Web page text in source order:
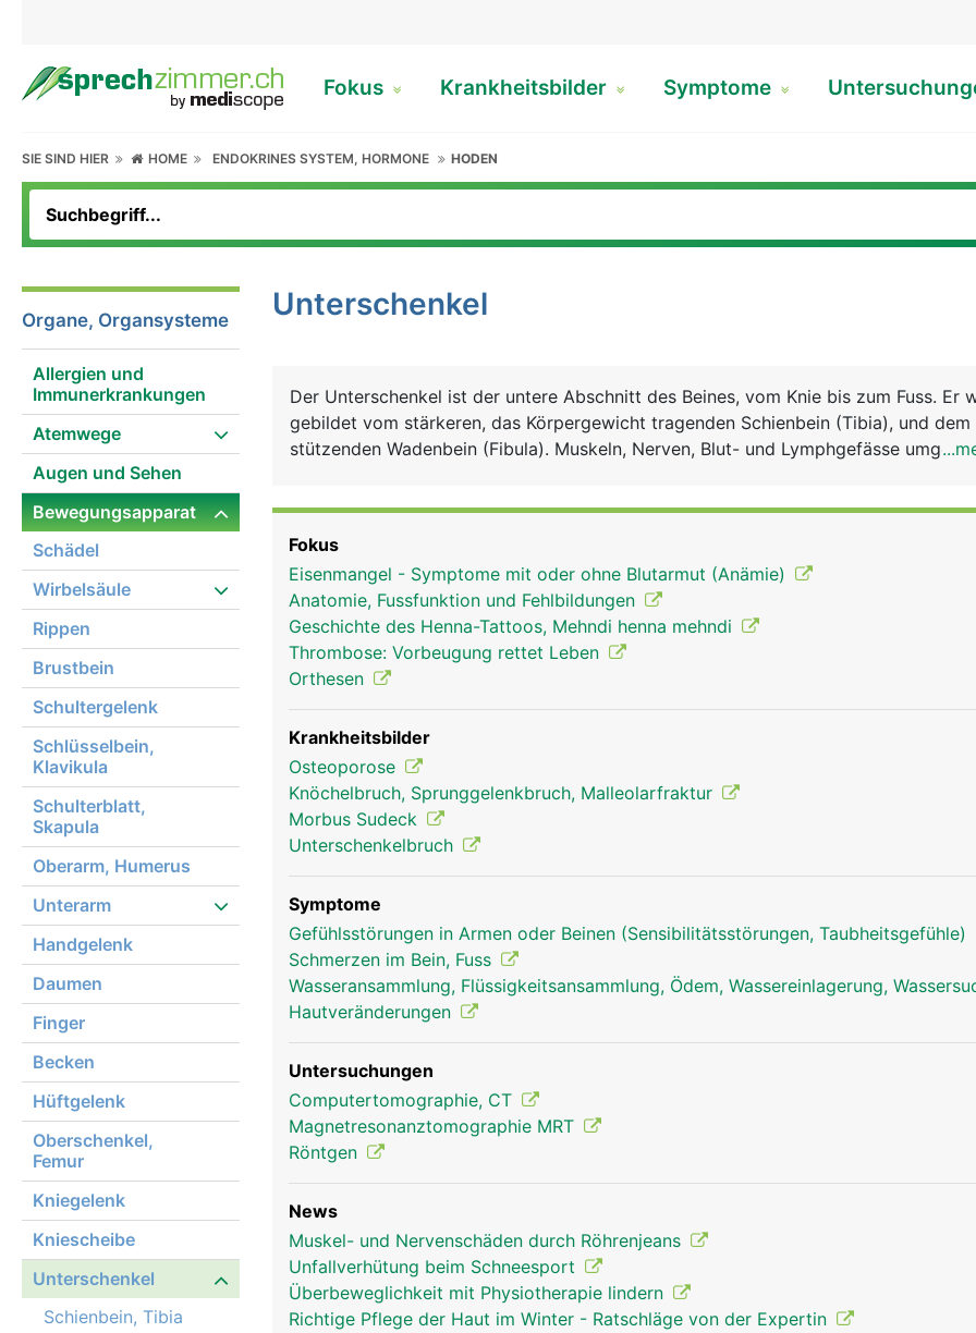
Fokus Krankheitsbilder Symptome
SIE SIND HIER HOME ENDOKRINES SYSTEM, HORMONE HODEN
Organe, Organsysteme
Allergien und
Immunerkrankungen
Atemwege
Augen und Sehen
Bewegungsapparat
Schädel
Wirbelsäule
Rippen
Brustbein
Schultergelenk
Schlüsselbein,
Klavikula
Schulterblatt,
Skapula
Oberarm, Humerus
Unterarm
Handgelenk
Daumen
Finger
Becken
Hüftgelenk
Oberschenkel,
Femur
Kniegelenk
Kniescheibe
Unterschenkel
Schienbein, Tibia
Unterschenkel
Der Unterschenkel ist der untere Abschnitt des Beines, vom Knie bis zum Fuss. Er
gebildet vom stärkeren, das Körpergewicht tragenden Schienbein (Tibia), und dem
stützenden Wadenbein (Fibula). Muskeln, Nerven, Blut- und Lymphgefässe
Unterschenkel Frau Unterschenkel Mann
Fokus
Eisenmangel - Symptome mit oder ohne Blutarmut (Anämie)
Anatomie, Fussfunktion und Fehlbildungen
Geschichte des Henna-Tattoos, Mehndi henna mehndi
Thrombose: Vorbeugung rettet Leben
Orthesen
Krankheitsbilder
Osteoporose
Knöchelbruch, Sprunggelenkbruch, Malleolarfraktur
Morbus Sudeck
Unterschenkelbruch
Symptome
Gefühlsstörungen in Armen oder Beinen (Sensibilitätsstörungen, Taubheitsgefühle)
Schmerzen im Bein, Fuss
Wasseransammlung, Flüssigkeitsansammlung, Ödem, Wassereinlagerung,
Hautveränderungen
Untersuchungen
Computertomographie, CT
Magnetresonanztomographie MRT
Röntgen
News
Muskel- und Nervenschäden durch Röhrenjeans
Unfallverhütung beim Schneesport
Überbeweglichkeit mit Physiotherapie lindern
Richtige Pflege der Haut im Winter - Ratschläge von der Expertin